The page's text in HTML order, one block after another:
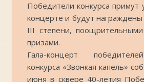
Победители конкурса примут
концерте и будут
III степени,
призами.
Гала-концерт
конкурса «Звонкая капель»
июня в сквере 40-летия